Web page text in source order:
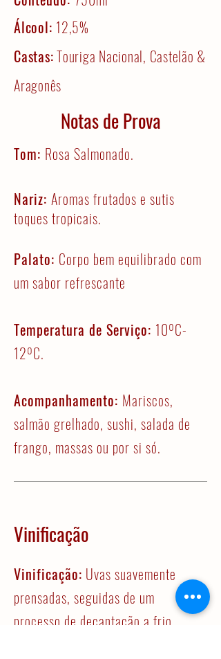
Álcool: 12,5%
Castas:Touriga Nacional, Castelão &
Aragonês
Notas de Prova
Tom: Rosa Salmonado.
Nariz: Aromas frutados e sutis
toques tropicais.
Palato: Corpo bem equilibrado com
um sabor refrescante
Temperatura de Serviço: 10ºC-
12ºC.
Acompanhamento: Mariscos,
salmão grelhado, sushi, salada de
frango, massas ou por si só.
Vinificação
Vinificação: Uvas suavemente
prensadas, seguidas de um
processo de decantação a frio.